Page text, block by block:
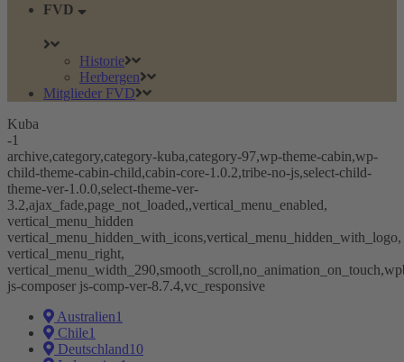
FVD
Historie
Herbergen
Mitglieder FVD
Kuba
-1
archive,category,category-kuba,category-97,wp-theme-cabin,wp-
child-theme-cabin-child,cabin-core-1.0.2,tribe-no-js,select-child-
theme-ver-1.0.0,select-theme-ver-
3.2,ajax_fade,page_not_loaded,,vertical_menu_enabled,
vertical_menu_hidden
vertical_menu_hidden_with_icons,vertical_menu_hidden_with_logo,
vertical_menu_right,
js-composer js-comp-ver-8.7.4,vc_responsive
Kuba
Australien1
Chile1
Deutschland10